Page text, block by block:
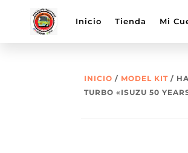
Inicio Tienda Mi
INICIO / MODEL KIT /
TURBO «ISUZU 50